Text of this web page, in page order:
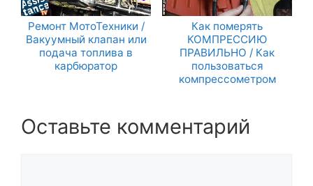
Ремонт МотоТехники /
Вакуумный клапан или
подача топлива в
карбюратор
Как померять
КОМПРЕССИЮ
ПРАВИЛЬНО / Как
пользоваться
компрессометром
Оставьте комментарий